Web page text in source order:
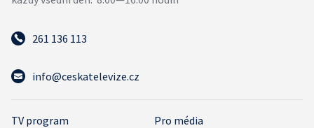
261 136 113
info@ceskatelevize.cz
TV program
Pro média